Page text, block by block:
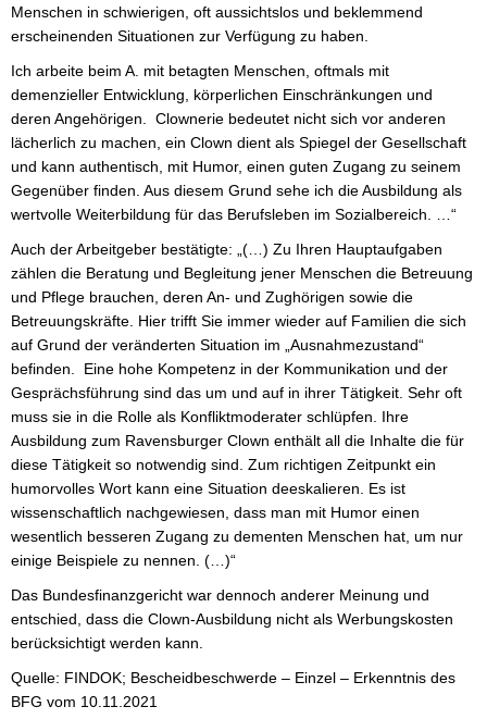
Menschen in schwierigen, oft aussichtslos und beklemmend
erscheinenden Situationen zur Verfügung zu haben.
Ich arbeite beim A. mit betagten Menschen, oftmals mit
demenzieller Entwicklung, körperlichen Einschränkungen und
deren Angehörigen.  Clownerie bedeutet nicht sich vor anderen
lächerlich zu machen, ein Clown dient als Spiegel der Gesellschaft
und kann authentisch, mit Humor, einen guten Zugang zu seinem
Gegenüber finden. Aus diesem Grund sehe ich die Ausbildung als
wertvolle Weiterbildung für das Berufsleben im Sozialbereich. …“
Auch der Arbeitgeber bestätigte: „(…) Zu Ihren Hauptaufgaben
zählen die Beratung und Begleitung jener Menschen die Betreuung
und Pflege brauchen, deren An- und Zughörigen sowie die
Betreuungskräfte. Hier trifft Sie immer wieder auf Familien die sich
auf Grund der veränderten Situation im „Ausnahmezustand“
befinden.  Eine hohe Kompetenz in der Kommunikation und der
Gesprächsführung sind das um und auf in ihrer Tätigkeit. Sehr oft
muss sie in die Rolle als Konfliktmoderater schlüpfen. Ihre
Ausbildung zum Ravensburger Clown enthält all die Inhalte die für
diese Tätigkeit so notwendig sind. Zum richtigen Zeitpunkt ein
humorvolles Wort kann eine Situation deeskalieren. Es ist
wissenschaftlich nachgewiesen, dass man mit Humor einen
wesentlich besseren Zugang zu dementen Menschen hat, um nur
einige Beispiele zu nennen. (…)“
Das Bundesfinanzgericht war dennoch anderer Meinung und
entschied, dass die Clown-Ausbildung nicht als Werbungskosten
berücksichtigt werden kann.
Quelle: FINDOK; Bescheidbeschwerde – Einzel – Erkenntnis des
BFG vom 10.11.2021